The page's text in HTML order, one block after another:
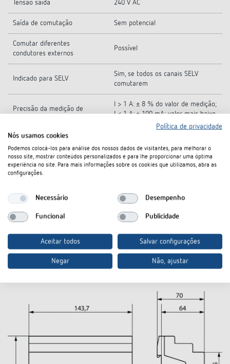
Tensão saída 240 V AC
Saída de comutação Sem potencial
Comutar diferentes
condutores externos
Possível
Indicado para SELV
Sim, se todos os canais SELV
comutarem
Precisão da medição de
I > 1 A: ± 8 % do valor de medição;
I < 1 A: ± 100 mA; valor mais baixo
mensurável: 150 mA
Carga C
Tipo
Tipo de proteção IP 20
Classe de proteção II conforme a EN 60 669
Política de privacidade
Nós usamos cookies
Podemos colocá-los para análise dos nossos dados de visitantes, para melhorar o
nosso site, mostrar conteúdos personalizados e para lhe proporcionar uma óptima
experiência no site. Para mais informações sobre os cookies que utilizamos, abra as
configurações.
Necessário Desempenho
Funcional Publicidade
Aceitar todos Salvar configurações
Negar Não, ajustar